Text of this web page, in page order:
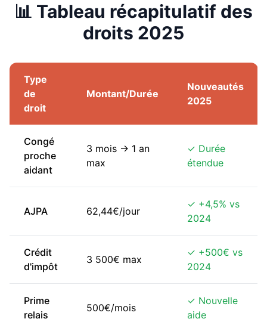
📊 Tableau récapitulatif des
droits 2025
Type
de
droit
Montant/Durée
Nouveautés
2025
Congé
proche
aidant
3 mois → 1 an
max
✓ Durée
étendue
AJPA 62,44€/jour
✓ +4,5% vs
2024
Crédit
d'impôt
3 500€ max
✓ +500€ vs
2024
Prime
relais
500€/mois
✓ Nouvelle
aide